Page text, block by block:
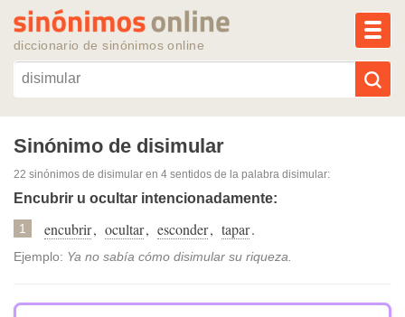
diccionario de sinónimos online
Reescribir texto con IA
Sinónimos populares
Temas populares
Sinónimo de disimular
22 sinónimos de disimular en 4 sentidos de la palabra disimular:
Encubrir u ocultar intencionadamente:
1 encubrir, ocultar, esconder, tapar.
Ejemplo: Ya no sabía cómo disimular su riqueza.